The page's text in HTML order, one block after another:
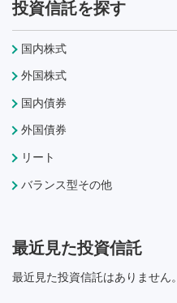
投資信託を探す
国内株式
外国株式
国内債券
外国債券
リート
バランス型その他
最近見た投資信託
最近見た投資信託はありません。